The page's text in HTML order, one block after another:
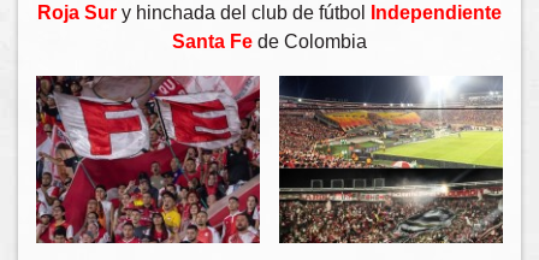
Roja Sur y hinchada del club de fútbol
Independiente
Santa Fe de Colombia